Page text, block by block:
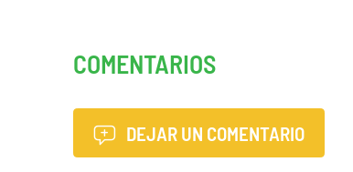
COMENTARIOS
DEJAR UN COMENTARIO